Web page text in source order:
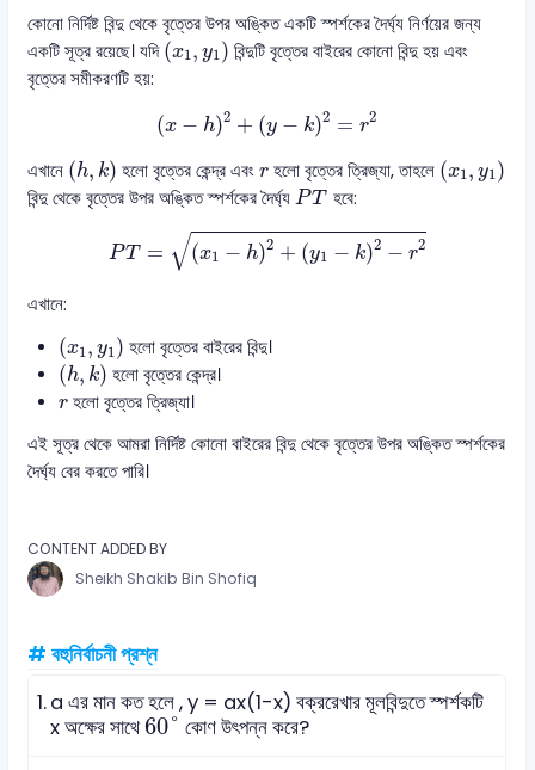
কোনো নির্দিষ্ট বিন্দু থেকে বৃত্তের উপর অঙ্কিত একটি স্পর্শকের দৈর্ঘ্য নির্ণয়ের জন্য
একটি সূত্র রয়েছে। যদি (x1, y1)
(x1 y1 ) বিন্দুটি বৃত্তের বাইরের কোনো বিন্দু হয় এবং
বৃত্তের সমীকরণটি হয়:
(x − h)2 + (y − k)2 = r2
h)2 + ( )2=
এখানে (h, k)
(h k) হলো বৃত্তের কেন্দ্র এবংr
r হলো বৃত্তের ত্রিজ্যা, তাহলে (x1, y1)
(x y1 )
বিন্দু থেকে বৃত্তের উপর অঙ্কিত স্পর্শকের দৈর্ঘ্যPT
PT হবে:
PT = √(x1 − h)2 + (y1 − k)2 − r2
(x1−h)2+(y1−k)2−r2
এখানে:
(x1 , y1 )
(x y1) হলো বৃত্তের বাইরের বিন্দু।
(h, k)
(h,k) হলো বৃত্তের কেন্দ্র।
r
rহলো বৃত্তের ত্রিজ্যা।
এই সূত্র থেকে আমরা নির্দিষ্ট কোনো বাইরের বিন্দু থেকে বৃত্তের উপর অঙ্কিত স্পর্শকের
দৈর্ঘ্য বের করতে পারি।
CONTENT ADDED BY
Sheikh Shakib Bin Shofiq
# বহুনির্বাচনী প্রশ্ন
1.a এর মান কত হলে , y = ax(1-x) বক্ররেখার মূলবিন্দুতে স্পর্শকটি
x অক্ষের সাথে60°
60°কোণ উৎপন্ন করে?